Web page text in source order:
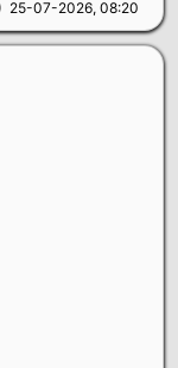
25-07-2026, 08:20